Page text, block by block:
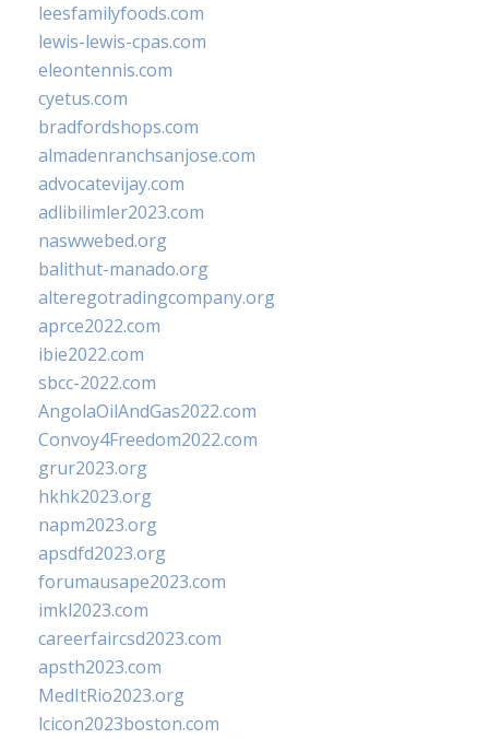
leesfamilyfoods.com
lewis-lewis-cpas.com
eleontennis.com
cyetus.com
bradfordshops.com
almadenranchsanjose.com
advocatevijay.com
adlibilimler2023.com
naswwebed.org
balithut-manado.org
alteregotradingcompany.org
aprce2022.com
ibie2022.com
sbcc-2022.com
AngolaOilAndGas2022.com
Convoy4Freedom2022.com
grur2023.org
hkhk2023.org
napm2023.org
apsdfd2023.org
forumausape2023.com
imkl2023.com
careerfaircsd2023.com
apsth2023.com
MedItRio2023.org
lcicon2023boston.com